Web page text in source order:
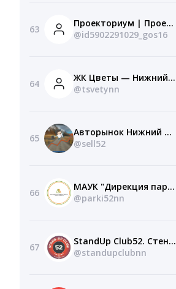
63
Проекториум | Проектное направление ПНИПУ
@id5902291029_gos16
64
ЖК Цветы — Нижний Новгород
@tsvetynn
65
Авторынок Нижний Новгород и область!
@sell52
66
МАУК "Дирекция парков и скверов г.Н.Новгорода"
@parki52nn
67
StandUp Club52. Стендап Нижний Новгород
@standupclubnn